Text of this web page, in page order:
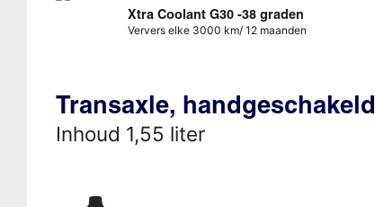
Xtra Coolant G30 -38 graden
Ververs elke 3000 km/ 12 maanden
Transaxle, handgeschakeld
Inhoud 1,55 liter